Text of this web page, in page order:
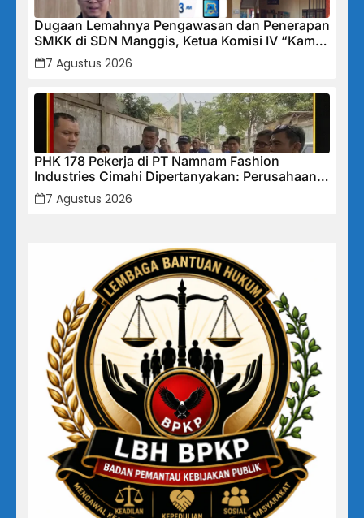
Dugaan Lemahnya Pengawasan dan Penerapan
SMKK di SDN Manggis, Ketua Komisi IV “Kami
Tidak Akan Segan Menindak”
7 Agustus 2026
PHK 178 Pekerja di PT Namnam Fashion
Industries Cimahi Dipertanyakan: Perusahaan
Klaim Rugi, Laporan Keuangan Justru
Tunjukkan Penurunan Laba.
7 Agustus 2026